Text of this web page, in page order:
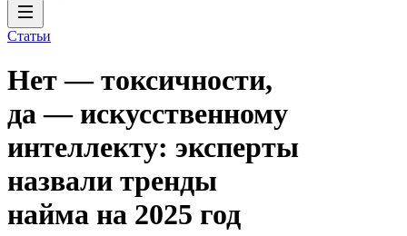
Статьи
Нет — токсичности,
да — искусственному
интеллекту: эксперты
назвали тренды
найма на 2025 год